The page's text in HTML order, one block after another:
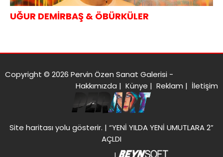
UĞUR DEMİRBAŞ & ÖBÜRKÜLER
Copyright © 2026 Pervin Özen Sanat Galerisi -
Hakkımızda | Künye | Reklam | İletişim
Site haritası yolu gösterir. | “YENİ YILDA YENİ UMUTLARA 2”
AÇLDI